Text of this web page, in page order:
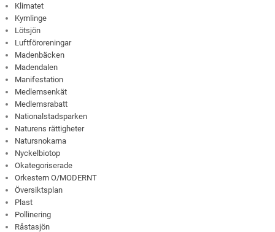
Klimatet
Kymlinge
Lötsjön
Luftföroreningar
Madenbäcken
Madendalen
Manifestation
Medlemsenkät
Medlemsrabatt
Nationalstadsparken
Naturens rättigheter
Natursnokarna
Nyckelbiotop
Okategoriserade
Orkestern O/MODERNT
Översiktsplan
Plast
Pollinering
Råstasjön